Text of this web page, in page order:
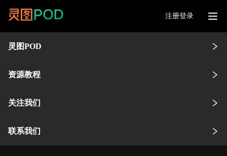
注册登录
灵图POD
资源教程
关注我们
联系我们